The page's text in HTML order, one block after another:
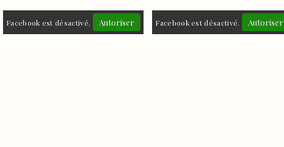
Facebook est désactivé. Autoriser Facebook est désactivé. Autoriser